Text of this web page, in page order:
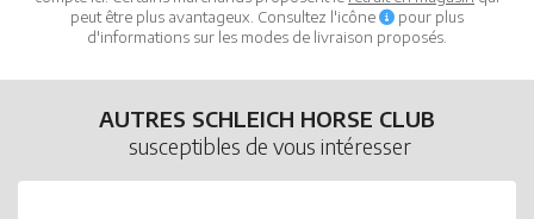
peut être plus avantageux. Consultez l'icône
pour plus
d'informations sur les modes de livraison proposés.
AUTRES SCHLEICH HORSE CLUB
susceptibles de vous intéresser